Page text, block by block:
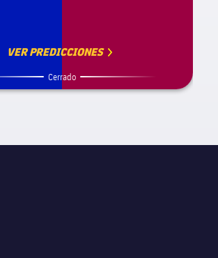
VER PREDICCIONES
Cerrado